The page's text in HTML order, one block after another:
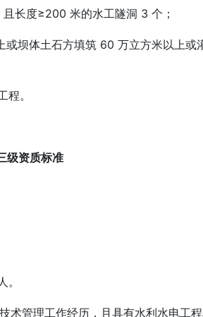
长度≥200 米的水工隧洞 3 个；
坝体土石方填筑 60 万立方米以上或
。
级资质标准
术管理工作经历，且具有水利水电工